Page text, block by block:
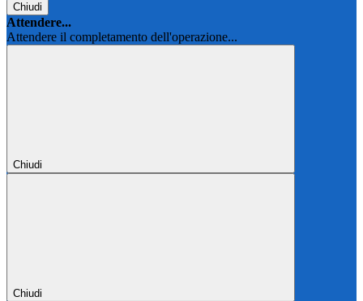
Chiudi
Attendere...
Attendere il completamento dell'operazione...
Chiudi
Chiudi